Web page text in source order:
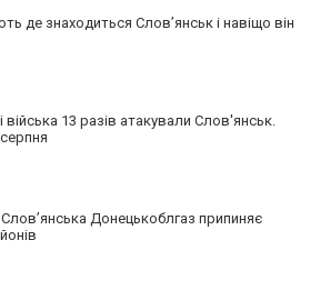
де знаходиться Слов’янськ і навіщо він
війська 13 разів атакували Слов'янськ.
Слов’янська Донецькоблгаз припиняє